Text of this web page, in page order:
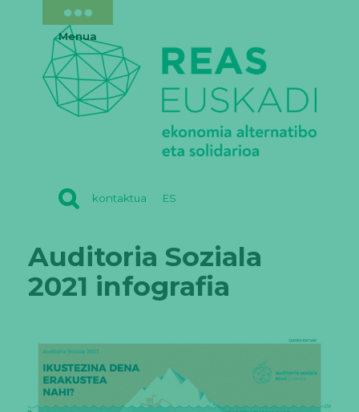
kontaktua ES
Menua
Auditoria Soziala
2021 infografia